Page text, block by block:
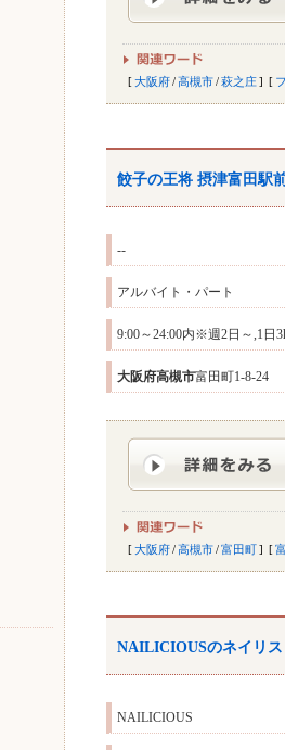
大阪府/高槻市/萩之庄
餃子の王将 摂津富田駅
--
アルバイト・パート
9:00～24:00内※週2日～,1日
大阪府高槻市富田町1-8-24
大阪府/高槻市/富田町
NAILICIOUSのネイリス
NAILICIOUS